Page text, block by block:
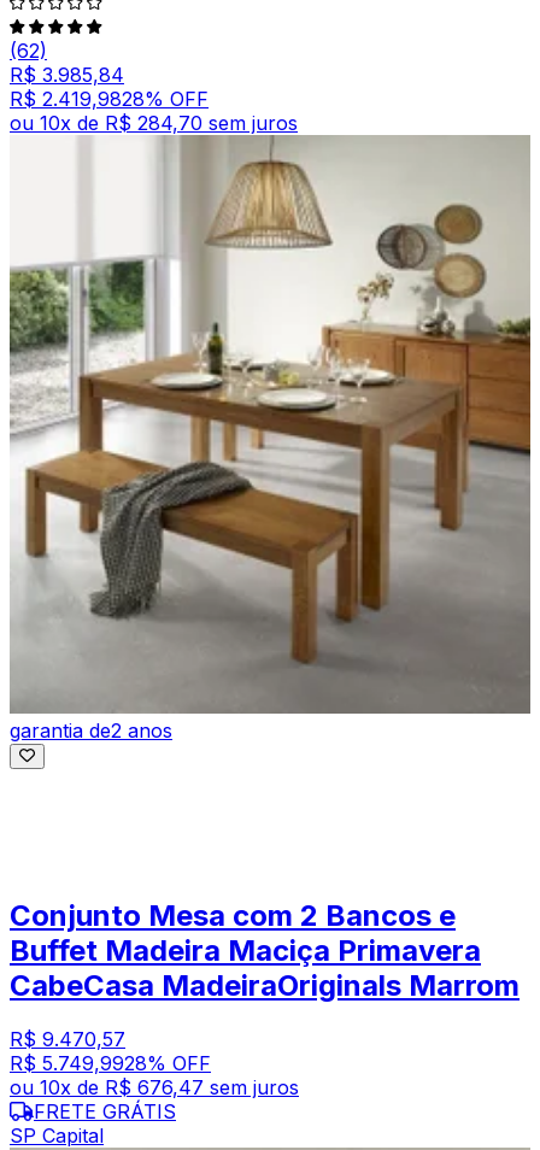
(62)
R$ 3.985,84
R$ 2.419,9828% OFF
ou 10x de R$ 284,70 sem juros
garantia de2 anos
Conjunto Mesa com 2 Bancos e
Buffet Madeira Maciça Primavera
CabeCasa MadeiraOriginals Marrom
R$ 9.470,57
R$ 5.749,9928% OFF
ou 10x de R$ 676,47 sem juros
FRETE GRÁTIS
SP Capital